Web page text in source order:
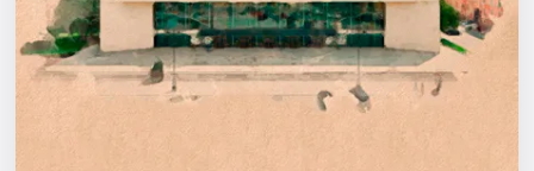
Площадки
Артисты